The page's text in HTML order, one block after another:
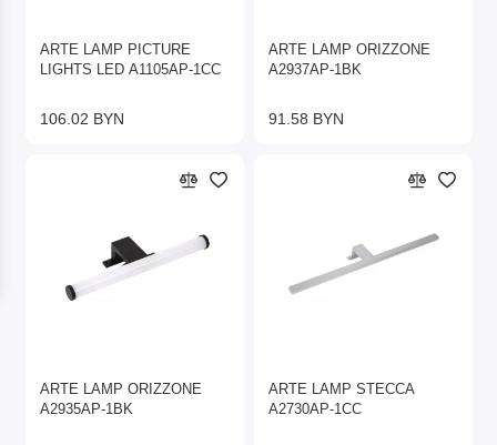
ARTE LAMP PICTURE
LIGHTS LED A1105AP-1CC
106.02 BYN
ARTE LAMP ORIZZONE
A2937AP-1BK
91.58 BYN
ARTE LAMP ORIZZONE
A2935AP-1BK
ARTE LAMP STECCA
A2730AP-1CC